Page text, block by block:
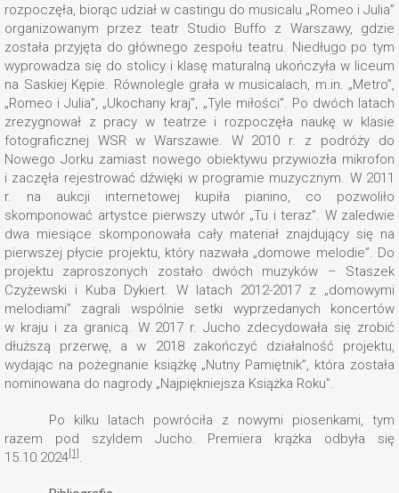
rozpoczęła, biorąc udział w castingu do musicalu „Romeo i Julia”
organizowanym przez teatr Studio Buffo z Warszawy, gdzie
została przyjęta do głównego zespołu teatru. Niedługo po tym
wyprowadza się do stolicy i klasę maturalną ukończyła w liceum
na Saskiej Kępie. Równolegle grała w musicalach, m.in. „Metro”,
„Romeo i Julia”, „Ukochany kraj”, „Tyle miłości”. Po dwóch latach
zrezygnował z pracy w teatrze i rozpoczęła naukę w klasie
fotograficznej WSR w Warszawie. W 2010 r. z podróży do
Nowego Jorku zamiast nowego obiektywu przywiozła mikrofon
i zaczęła rejestrować dźwięki w programie muzycznym. W 2011
r. na aukcji internetowej kupiła pianino, co pozwoliło
skomponować artystce pierwszy utwór „Tu i teraz”. W zaledwie
dwa miesiące skomponowała cały materiał znajdujący się na
pierwszej płycie projektu, który nazwała „domowe melodie”. Do
projektu zaproszonych zostało dwóch muzyków – Staszek
Czyżewski i Kuba Dykiert. W latach 2012-2017 z „domowymi
melodiami” zagrali wspólnie setki wyprzedanych koncertów
w kraju i za granicą. W 2017 r. Jucho zdecydowała się zrobić
dłuższą przerwę, a w 2018 zakończyć działalność projektu,
wydając na pożegnanie książkę „Nutny Pamiętnik”, która została
nominowana do nagrody „Najpiękniejsza Książka Roku”.
Po kilku latach powróciła z nowymi piosenkami, tym
razem pod szyldem Jucho. Premiera krążka odbyła się
15.10.2024 [1] .